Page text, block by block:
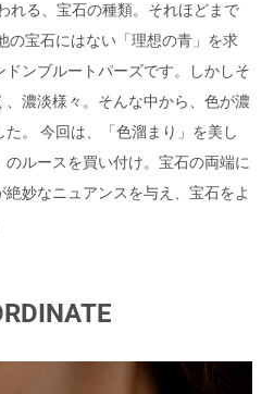
れる、宝石の種類。それほどまで
の宝石にはない「理想の青」を求
ンブルートパーズです。しかしそ
濃淡様々。そんな中から、色が濃
。 今回は、「色溜まり」を美し
のルースを買い付け。宝石の両端に
妙なニュアンスを与え、宝石をよ